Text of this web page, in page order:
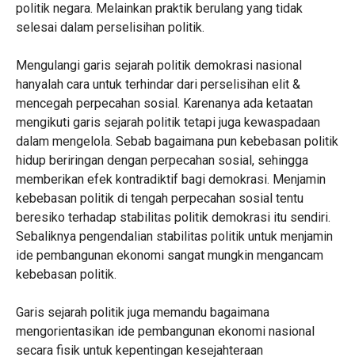
politik negara. Melainkan praktik berulang yang tidak
selesai dalam perselisihan politik.
Mengulangi garis sejarah politik demokrasi nasional
hanyalah cara untuk terhindar dari perselisihan elit &
mencegah perpecahan sosial. Karenanya ada ketaatan
mengikuti garis sejarah politik tetapi juga kewaspadaan
dalam mengelola. Sebab bagaimana pun kebebasan politik
hidup beriringan dengan perpecahan sosial, sehingga
memberikan efek kontradiktif bagi demokrasi. Menjamin
kebebasan politik di tengah perpecahan sosial tentu
beresiko terhadap stabilitas politik demokrasi itu sendiri.
Sebaliknya pengendalian stabilitas politik untuk menjamin
ide pembangunan ekonomi sangat mungkin mengancam
kebebasan politik.
Garis sejarah politik juga memandu bagaimana
mengorientasikan ide pembangunan ekonomi nasional
secara fisik untuk kepentingan kesejahteraan